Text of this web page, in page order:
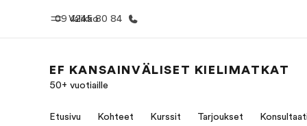
Valikko
09 4245 80 84
Tervetuloa EF:n maailmaan
Katso mitä
EF KANSAINVÄLISET KIELIMATKAT
50+ vuotiaille
Etusivu Kohteet Kurssit Tarjoukset